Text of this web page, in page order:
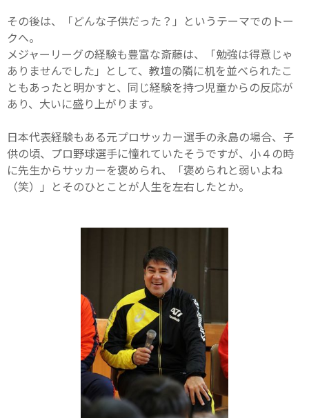
その後は、「どんな子供だった？」というテーマでのトー
クへ。
メジャーリーグの経験も豊富な斎藤は、「勉強は得意じゃ
ありませんでした」として、教壇の隣に机を並べられたこ
ともあったと明かすと、同じ経験を持つ児童からの反応が
あり、大いに盛り上がります。
日本代表経験もある元プロサッカー選手の永島の場合、子
供の頃、プロ野球選手に憧れていたそうですが、小４の時
に先生からサッカーを褒められ、「褒められと弱いよね
（笑）」とそのひとことが人生を左右したとか。